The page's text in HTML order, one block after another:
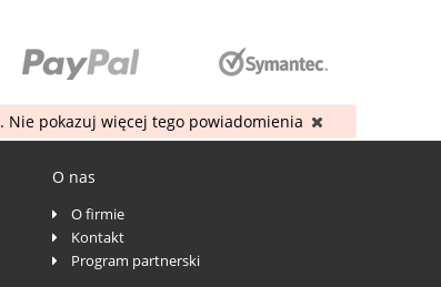
. Nie pokazuj więcej tego powiadomienia
O nas
O firmie
Kontakt
Program partnerski